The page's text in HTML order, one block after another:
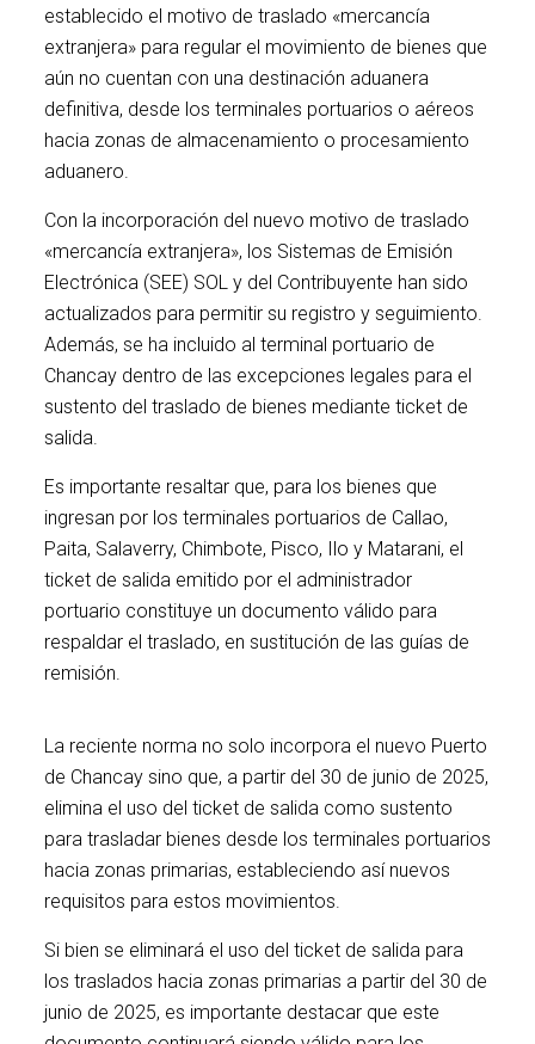
establecido el motivo de traslado «mercancía
extranjera» para regular el movimiento de bienes que
aún no cuentan con una destinación aduanera
definitiva, desde los terminales portuarios o aéreos
hacia zonas de almacenamiento o procesamiento
aduanero.
Con la incorporación del nuevo motivo de traslado
«mercancía extranjera», los Sistemas de Emisión
Electrónica (SEE) SOL y del Contribuyente han sido
actualizados para permitir su registro y seguimiento.
Además, se ha incluido al terminal portuario de
Chancay dentro de las excepciones legales para el
sustento del traslado de bienes mediante ticket de
salida.
Es importante resaltar que, para los bienes que
ingresan por los terminales portuarios de Callao,
Paita, Salaverry, Chimbote, Pisco, Ilo y Matarani, el
ticket de salida emitido por el administrador
portuario constituye un documento válido para
respaldar el traslado, en sustitución de las guías de
remisión.
La reciente norma no solo incorpora el nuevo Puerto
de Chancay sino que, a partir del 30 de junio de 2025,
elimina el uso del ticket de salida como sustento
para trasladar bienes desde los terminales portuarios
hacia zonas primarias, estableciendo así nuevos
requisitos para estos movimientos.
Si bien se eliminará el uso del ticket de salida para
los traslados hacia zonas primarias a partir del 30 de
junio de 2025, es importante destacar que este